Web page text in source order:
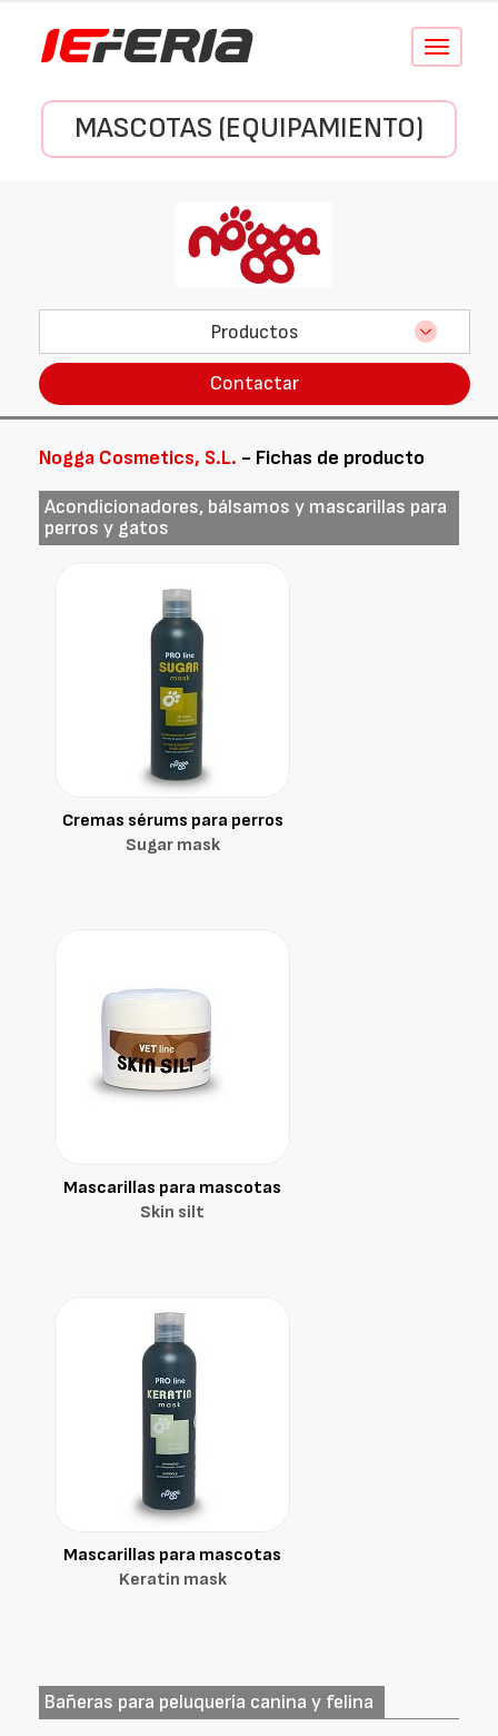
Conmutar
MASCOTAS (EQUIPAMIENTO)
Productos
Contactar
Nogga Cosmetics, S.L. - Fichas de producto
Acondicionadores, bálsamos y mascarillas para
perros y gatos
Cremas sérums para perros
Sugar mask
Mascarillas para mascotas
Skin silt
Mascarillas para mascotas
Keratin mask
Bañeras para peluquería canina y felina